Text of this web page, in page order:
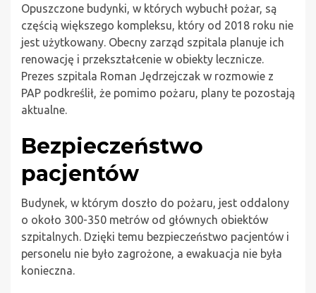
Opuszczone budynki, w których wybuchł pożar, są
częścią większego kompleksu, który od 2018 roku nie
jest użytkowany. Obecny zarząd szpitala planuje ich
renowację i przekształcenie w obiekty lecznicze.
Prezes szpitala Roman Jędrzejczak w rozmowie z
PAP podkreślił, że pomimo pożaru, plany te pozostają
aktualne.
Bezpieczeństwo
pacjentów
Budynek, w którym doszło do pożaru, jest oddalony
o około 300-350 metrów od głównych obiektów
szpitalnych. Dzięki temu bezpieczeństwo pacjentów i
personelu nie było zagrożone, a ewakuacja nie była
konieczna.